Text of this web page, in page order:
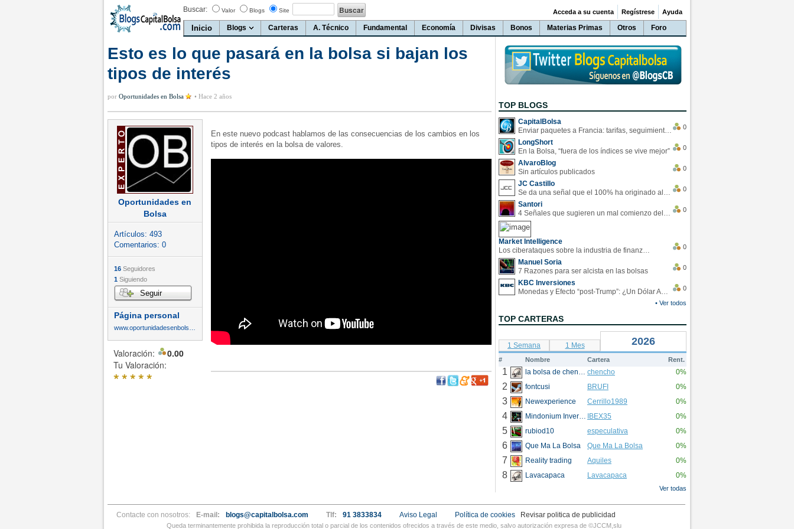
Buscar: Valor Blogs Site
Inicio Blogs Carteras A. Técnico Fundamental Economía Divisas Bonos Materias Primas Otros Foro
Acceda a su cuenta Regístrese Ayuda
Esto es lo que pasará en la bolsa si bajan los
tipos de interés
por Oportunidades en Bolsa • Hace 2 años
Oportunidades en
Bolsa
Artículos: 493
Comentarios: 0
16 Seguidores
1 Siguiendo
Seguir
Página personal
Valoración:
0.00
Tu Valoración:
*****
En este nuevo podcast hablamos de las consecuencias de los cambios en los
tipos de interés en la bolsa de valores.
TOP BLOGS
CapitalBolsa
Enviar paquetes a Francia: tarifas, seguimiento y ventajas destacadas
0
LongShort
En la Bolsa, “fuera de los índices se vive mejor”
0
AlvaroBlog
Sin artículos publicados
0
JC Castillo
Se da una señal que el 100% ha originado alzas en las bolsas
0
Santori
4 Señales que sugieren un mal comienzo del 3T de la economía EEUU
0
Market Intelligence
Los ciberataques sobre la industria de finanzas se han duplicado este año
0
Manuel Soria
7 Razones para ser alcista en las bolsas
0
KBC Inversiones
Monedas y Efecto “post-Trump”: ¿Un Dólar Americano operando en rangos?
0
• Ver todos
TOP CARTERAS
1 Semana 1 Mes 2026
# Nombre Cartera Rent.
1 la bolsa de chencho chencho 0%
2 fontcusi BRUFI 0%
3 Newexperience Cerrillo1989 0%
4 Mindonium Inversions IBEX35 0%
5 rubiod10 especulativa 0%
6 Que Ma La Bolsa Que Ma La Bolsa 0%
7 Reality trading Aquiles 0%
8 Lavacapaca Lavacapaca 0%
Ver todas
Contacte con nosotros: E-mail: blogs@capitalbolsa.com Tlf: 91 3833834 Aviso Legal Revisar politica de publicidad
Política de cookies
Queda terminantemente prohibida la reproducción total o parcial de los contenidos ofrecidos a través de este medio, salvo autorización expresa de ©JCCM,slu